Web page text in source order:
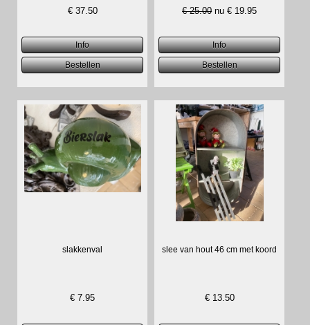
€ 37.50 € 25.00nu € 19.95
slakkenval
€7.95
slee van hout 46 cm met koord
€ 13.50